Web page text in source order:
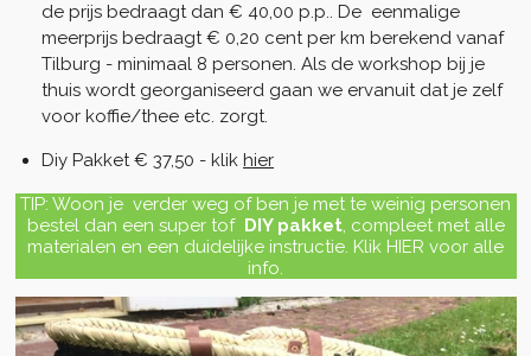
de prijs bedraagt dan € 40,00 p.p.. De eenmalige
meerprijs bedraagt € 0,20 cent per km berekend vanaf
Tilburg - minimaal 8 personen. Als de workshop bij je
thuis wordt georganiseerd gaan we ervanuit dat je zelf
voor koffie/thee etc. zorgt.
Diy Pakket € 37,50 - klik hier
TIP: Woon je verder weg of ben je met te weinig personen
bestel dan een super tof DIY pakket, compleetmet alle
materialen en een duidelijke instructie. Klik HIER voor alle
info.